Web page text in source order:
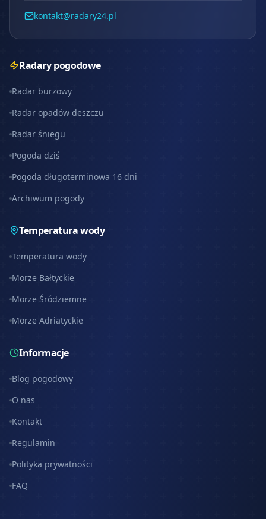
kontakt@radary24.pl
Radary pogodowe
Radar burzowy
Radar opadów deszczu
Radar śniegu
Pogoda dziś
Pogoda długoterminowa 16 dni
Archiwum pogody
Temperatura wody
Temperatura wody
Morze Bałtyckie
Morze Śródziemne
Morze Adriatyckie
Informacje
Blog pogodowy
O nas
Kontakt
Regulamin
Polityka prywatności
FAQ